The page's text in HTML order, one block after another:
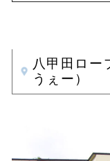
八甲田ロー
うぇー）